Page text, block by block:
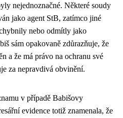
nejednoznačné. Některé soudy
jako agent StB, zatímco jiné
nebo odmítly jako
sám opakovaně zdůrazňuje, že
a že má právo na ochranu své
za nepravdivá obvinění.
v případě Babišovy
evidence totiž znamenala, že